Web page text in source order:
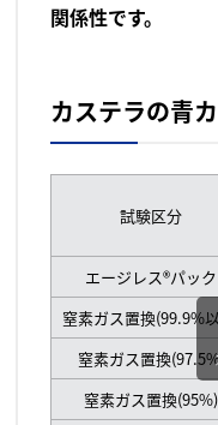
関係性です。
カステラの青
試験区分
エージレス®パック
窒素ガス置換(99.9%
窒素ガス置換
窒素ガス置換(95%)